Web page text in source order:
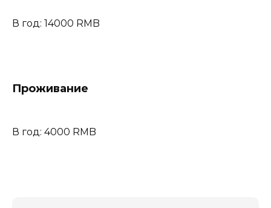
В год: 14000 RMB
Проживание
В год: 4000 RMB